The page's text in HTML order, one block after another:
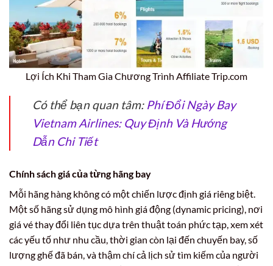
Lợi Ích Khi Tham Gia Chương Trình Affiliate Trip.com
Có thể bạn quan tâm: Phí Đổi Ngày Bay
Vietnam Airlines: Quy Định Và Hướng
Dẫn Chi Tiết
Chính sách giá của từng hãng bay
Mỗi hãng hàng không có một chiến lược định giá riêng biệt.
Một số hãng sử dụng mô hình giá động (dynamic pricing), nơi
giá vé thay đổi liên tục dựa trên thuật toán phức tạp, xem xét
các yếu tố như nhu cầu, thời gian còn lại đến chuyến bay, số
lượng ghế đã bán, và thậm chí cả lịch sử tìm kiếm của người